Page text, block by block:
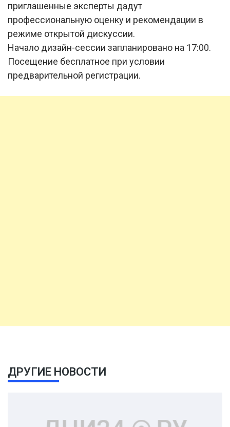
приглашенные эксперты дадут
профессиональную оценку и рекомендации в
режиме открытой дискуссии.
Начало дизайн-сессии запланировано на 17:00.
Посещение бесплатное при условии
предварительной регистрации.
ДРУГИЕ НОВОСТИ